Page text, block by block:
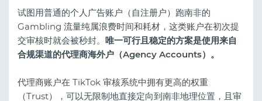
试图用普通的个人广告账户（自注册户）跑南非的
Gambling 流量纯属浪费时间和耗材，这类账户在初次提
交审核时就会被秒封。 唯一可行且稳定的方案是使用来自
合规渠道的代理商海外户（Agency Accounts）。
代理商账户在 TikTok 审核系统中拥有更高的权重
（Trust），可以无限制地直接定向到南非地理位置，且审